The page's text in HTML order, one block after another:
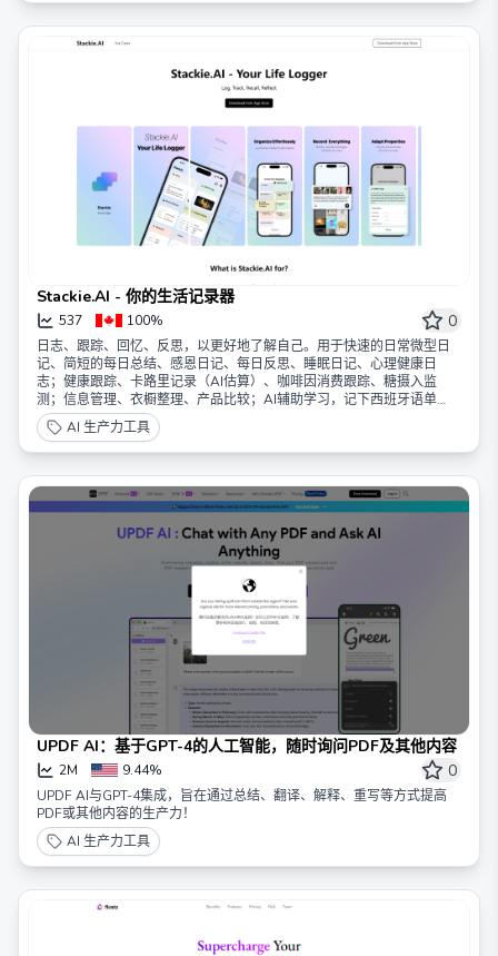
Stackie.AI - 你的生活记录器
537 100% 0
日志、跟踪、回忆、反思，以更好地了解自己。用于快速的日常微型日
记、简短的每日总结、感恩日记、每日反思、睡眠日记、心理健康日
志；健康跟踪、卡路里记录（AI估算）、咖啡因消费跟踪、糖摄入监
测；信息管理、衣橱整理、产品比较；AI辅助学习，记下西班牙语单
词，让Stackie.AI像老师一样解释，写下问题，让Stackie.AI像朋友一样
回答。AI 生产力工具
UPDF AI：基于GPT-4的人工智能，随时询问PDF及其他内容
2M 9.44% 0
UPDF AI与GPT-4集成，旨在通过总结、翻译、解释、重写等方式提高
PDF或其他内容的生产力！
AI 生产力工具